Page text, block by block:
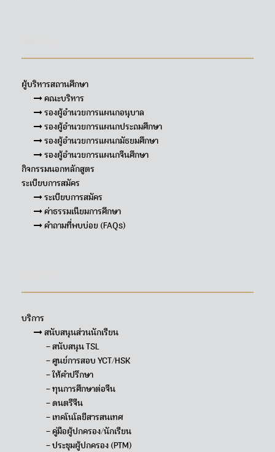
ผู้บริหารสถานศึกษา
คณะบริหาร
รองผู้อำนวยการแผนกอนุบาล
รองผู้อำนวยการแผนกประถมศึกษา
รองผู้อำนวยการแผนกมัธยมศึกษา
รองผู้อำนวยการแผนกจีนศึกษา
กิจกรรมนอกหลักสูตร
ระเบียบการสมัคร
ระเบียบการสมัคร
ค่าธรรมเนียมการศึกษา
คำถามที่พบบ่อย (FAQs)
บริการ
สนับสนุนส่วนนักเรียน
– สนับสนุน TSL
– ศูนย์การสอบ YCT/HSK
– ให้คำปรึกษา
– ทุนการศึกษาต่อจีน
– ดนตรีจีน
– เทคโนโลยีสารสนเทศ
– คู่มือผู้ปกครอง/นักเรียน
– ประชุมผู้ปกครอง (PTM)